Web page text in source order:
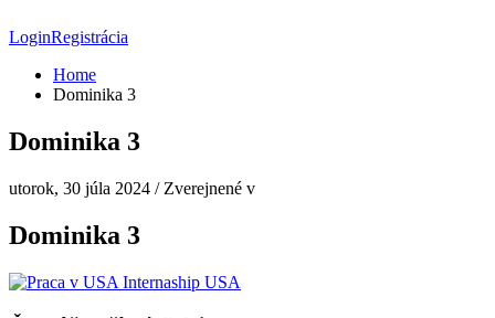
LoginRegistrácia
Home
Dominika 3
Dominika 3
utorok, 30 júla 2024 / Zverejnené v
Dominika 3